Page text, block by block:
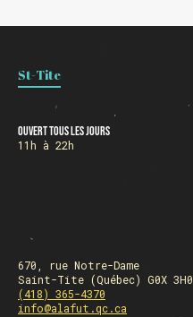
St-Tite
Ouvert tous les jours
11h à 22h
670, rue Notre-Dame
Saint-Tite (Québec) G0X 3H0
(418) 365-4370
info@alafut.qc.ca